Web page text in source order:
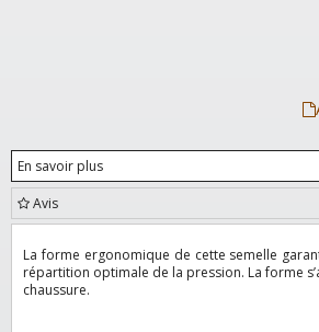
En savoir plus
Avis
La forme ergonomique de cette semelle
répartition optimale de la pression. La forme
chaussure.